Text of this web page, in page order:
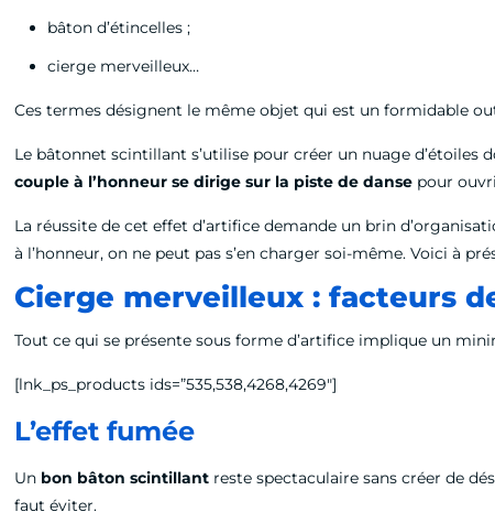
bâton d’étincelles ;
cierge merveilleux…
Ces termes désignent le même objet qui est un formidable
Le bâtonnet scintillant s’utilise pour créer un nuage
couple à l’honneur se dirige sur la piste de danse pour
La réussite de cet effet d’artifice demande un brin
à l’honneur, on ne peut pas s’en charger soi-même. Voici à
Cierge merveilleux : facteurs
Tout ce qui se présente sous forme d’artifice implique un
[lnk_ps_products ids=”535,538,4268,4269″]
L’effet fumée
Un bon bâton scintillant reste spectaculaire sans créer de
faut éviter.